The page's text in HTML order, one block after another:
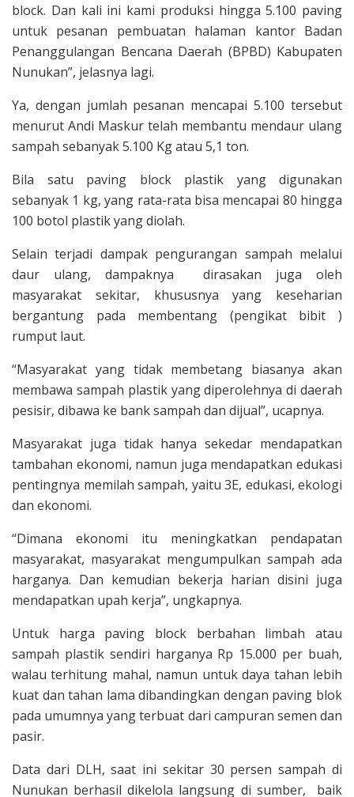
block. Dan kali ini kami produksi hingga 5.100 paving
untuk pesanan pembuatan halaman kantor Badan
Penanggulangan Bencana Daerah (BPBD) Kabupaten
Nunukan”, jelasnya lagi.
Ya, dengan jumlah pesanan mencapai 5.100 tersebut
menurut Andi Maskur telah membantu mendaur ulang
sampah sebanyak 5.100 Kg atau 5,1 ton.
Bila satu paving block plastik yang digunakan
sebanyak 1 kg, yang rata-rata bisa mencapai 80 hingga
100 botol plastik yang diolah.
Selain terjadi dampak pengurangan sampah melalui
daur ulang, dampaknya dirasakan juga oleh
masyarakat sekitar, khususnya yang keseharian
bergantung pada membentang (pengikat bibit )
rumput laut.
“Masyarakat yang tidak membetang biasanya akan
membawa sampah plastik yang diperolehnya di daerah
pesisir, dibawa ke bank sampah dan dijual”, ucapnya.
Masyarakat juga tidak hanya sekedar mendapatkan
tambahan ekonomi, namun juga mendapatkan edukasi
pentingnya memilah sampah, yaitu 3E, edukasi, ekologi
dan ekonomi.
“Dimana ekonomi itu meningkatkan pendapatan
masyarakat, masyarakat mengumpulkan sampah ada
harganya. Dan kemudian bekerja harian disini juga
mendapatkan upah kerja”, ungkapnya.
Untuk harga paving block berbahan limbah atau
sampah plastik sendiri harganya Rp 15.000 per buah,
walau terhitung mahal, namun untuk daya tahan lebih
kuat dan tahan lama dibandingkan dengan paving blok
pada umumnya yang terbuat dari campuran semen dan
pasir.
Data dari DLH, saat ini sekitar 30 persen sampah di
Nunukan berhasil dikelola langsung di sumber, baik